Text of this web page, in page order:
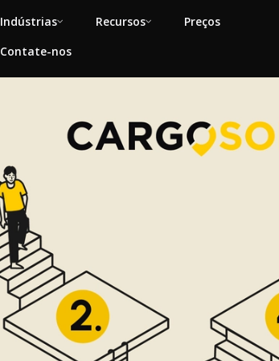
Indústrias Recursos
Preços
Contate-nos